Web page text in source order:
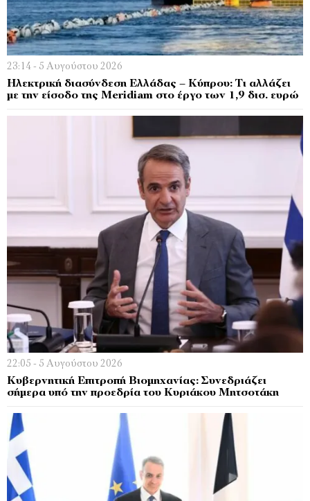
23:14 - 5 Αυγούστου 2026
Ηλεκτρική διασύνδεση Ελλάδας – Κύπρου: Τι αλλάζει
με την είσοδο της Meridiam στο έργο των 1,9 δισ. ευρώ
22:05 - 5 Αυγούστου 2026
Κυβερνητική Επιτροπή Βιομηχανίας: Συνεδριάζει
σήμερα υπό την προεδρία του Κυριάκου Μητσοτάκη